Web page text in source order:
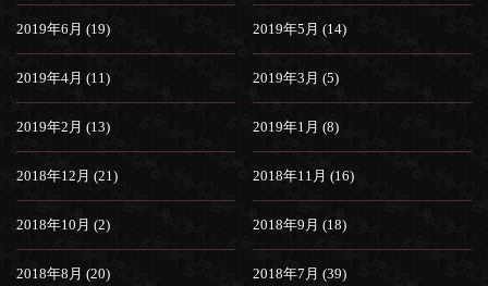
2019年6月 (19) 2019年5月 (14)
2019年4月 (11) 2019年3月 (5)
2019年2月 (13) 2019年1月 (8)
2018年12月 (21) 2018年11月 (16)
2018年10月 (2) 2018年9月 (18)
2018年8月 (20) 2018年7月 (39)